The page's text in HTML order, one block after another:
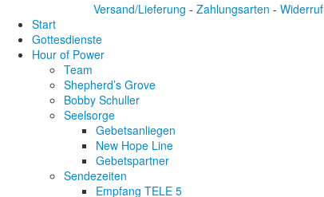
Versand/Lieferung - Zahlungsarten - Widerruf
Start
Gottesdienste
Hour of Power
Team
Shepherd’s Grove
Bobby Schuller
Seelsorge
Gebetsanliegen
New Hope Line
Gebetspartner
Sendezeiten
Empfang TELE 5